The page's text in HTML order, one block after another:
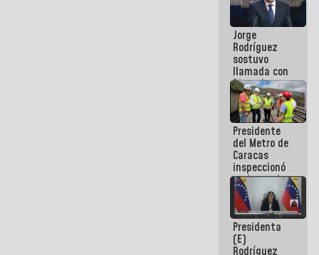
Venezuela"
a servidores
públicos
Jorge
Rodríguez
sostuvo
llamada con
Dinorah
Figuera y
acuerdan
primer
encuentro
presencial
para el
diálogo
Presidente
del Metro de
Caracas
inspeccionó
trabajos de
rehabilitación
y
modernización
de la vía
férrea
Presidenta
(E)
Rodríguez